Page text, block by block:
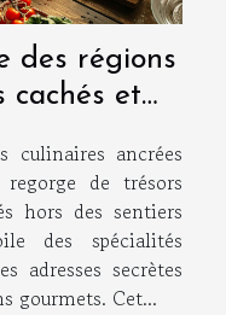
des régions
cachés et
culinaires ancrées
de trésors
hors des sentiers
des spécialités
adresses secrètes
gourmets. Cet...